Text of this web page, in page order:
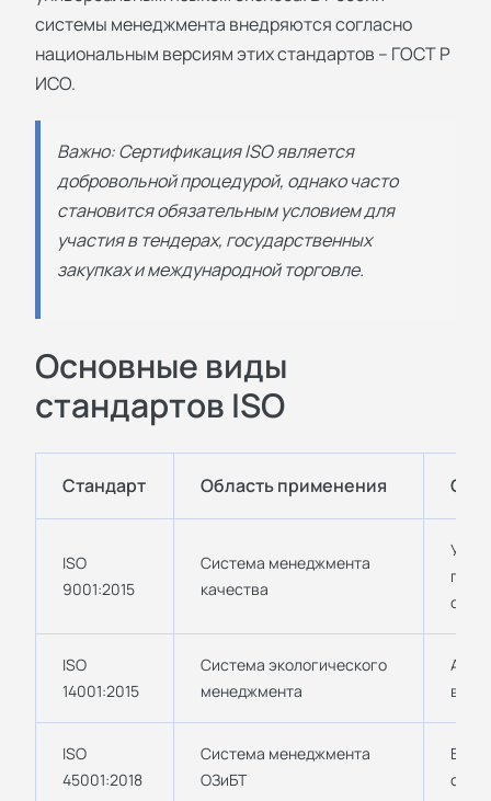
системы менеджмента внедряются согласно
национальным версиям этих стандартов – ГОСТ Р
ИСО.
Важно: Сертификация ISO является
добровольной процедурой, однако часто
становится обязательным условием для
участия в тендерах, государственных
закупках и международной торговле.
Основные виды
стандартов ISO
Стандарт Область применения
ISO
9001:2015
Система менеджмента
качества
ISO
14001:2015
Система экологического
менеджмента
ISO
45001:2018
Система менеджмента
ОЗиБТ